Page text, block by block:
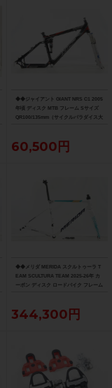
◆◆ジャイアント GIANT NRS C1 2005
年頃 ディスク MTB フレーム Sサイズ
QR100/135mm（サイクルパラダイス大
60,500円
◆◆メリダ MERIDA スクルトゥーラ T
EAM SCULTURA TEAM 2025-26年 カ
ーボン ディスク ロードバイク フレーム
344,300円